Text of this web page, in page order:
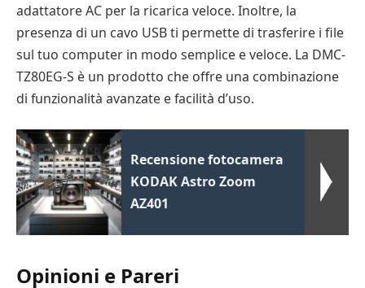
adattatore AC per la ricarica veloce. Inoltre, la
presenza di un cavo USB ti permette di trasferire i file
sul tuo computer in modo semplice e veloce. La DMC-
TZ80EG-S è un prodotto che offre una combinazione
di funzionalità avanzate e facilità d’uso.
Recensione fotocamera
KODAK Astro Zoom
AZ401
Opinioni e Pareri